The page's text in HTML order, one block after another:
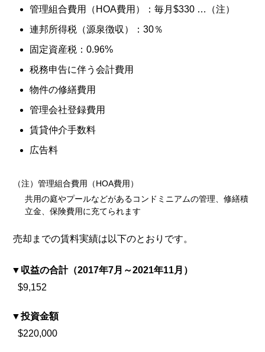
管理組合費用（HOA費用）：毎月$330 …（注）
連邦所得税（源泉徴収）：30％
固定資産税：0.96%
税務申告に伴う会計費用
物件の修繕費用
管理会社登録費用
賃貸仲介手数料
広告料
（注）管理組合費用（HOA費用）
共用の庭やプールなどがあるコンドミニアムの管理、修繕積
立金、保険費用に充てられます
売却までの賃料実績は以下のとおりです。
収益の合計（2017年7月～2021年11月）
$9,152
投資金額
$220,000